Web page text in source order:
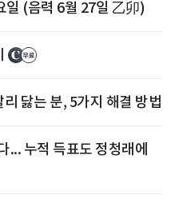
일 (음력 6월 27일 乙卯)
닳는 분, 5가지 해결 방법
... 누적 득표도 정청래에